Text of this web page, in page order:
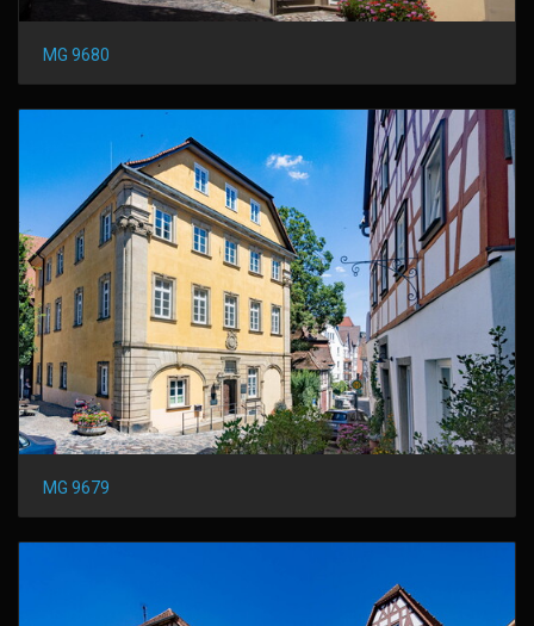
MG 9680
MG 9679